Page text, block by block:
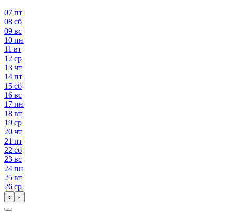
07 пт
08 сб
09 вс
10 пн
11 вт
12 ср
13 чт
14 пт
15 сб
16 вс
17 пн
18 вт
19 ср
20 чт
21 пт
22 сб
23 вс
24 пн
25 вт
26 ср
‹ ›